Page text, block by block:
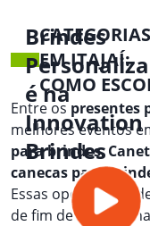
Brindes
é na
Innovation
Brindes
EM ITAJAÍ:
COMO
Entre ospresentes
melhores eventos
para brindes,
canecas para
Essas opções são
de fim de semana